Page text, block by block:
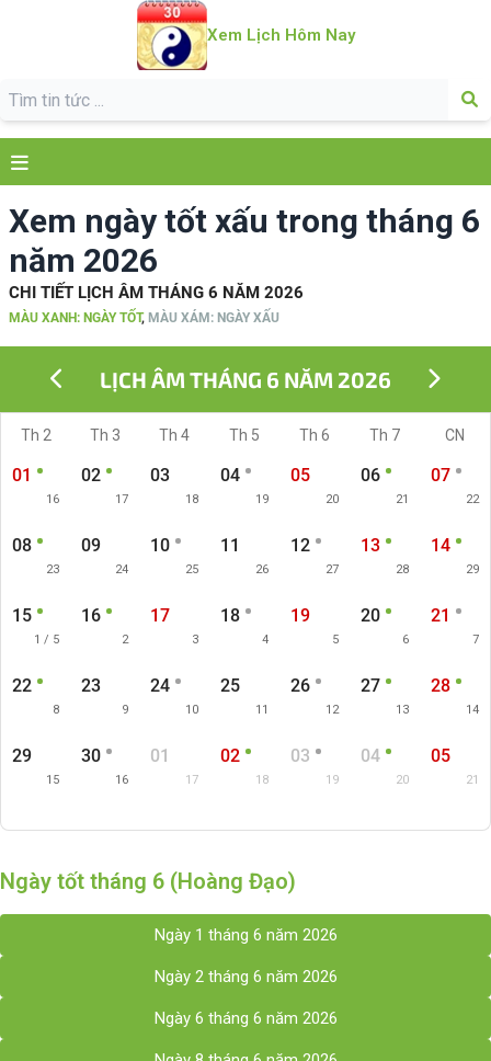
Xem Lịch Hôm Nay
Xem ngày tốt xấu trong tháng 6
năm 2026
CHI TIẾT LỊCH ÂM THÁNG 6 NĂM 2026
MÀU XANH: NGÀY TỐT, MÀU XÁM: NGÀY XẤU
LỊCH ÂM THÁNG 6 NĂM 2026
Th 2 Th 3 Th 4 Th 5 Th 6 Th 7 CN
01
16
02
17
03
18
04
19
05
20
06
21
07
22
08
23
09
24
10
25
11
26
12
27
13
28
14
29
15
1 / 5
16
2
17
3
18
4
19
5
20
6
21
7
22
8
23
9
24
10
25
11
26
12
27
13
28
14
29
15
30
16
01
17
02
18
03
19
04
20
05
21
Ngày tốt tháng 6 (Hoàng Đạo)
Ngày 1 tháng 6 năm 2026
Ngày 2 tháng 6 năm 2026
Ngày 6 tháng 6 năm 2026